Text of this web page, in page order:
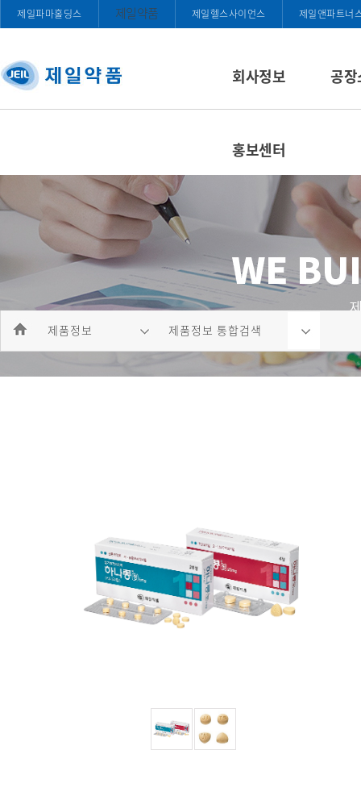
제일파마홀딩스 제일약품 제일헬스사이언스 제일앤파트너
회사정보 공
홍보센터
제품정보 제품정보 통합검색